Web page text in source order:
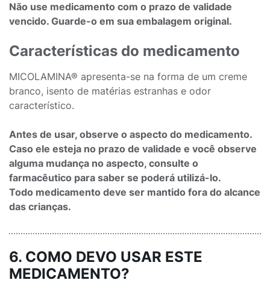
Não use medicamento com o prazo de validade
vencido. Guarde-o em sua embalagem original.
Características do medicamento
MICOLAMINA® apresenta-se na forma de um creme
branco, isento de matérias estranhas e odor
característico.
Antes de usar, observe o aspecto do medicamento.
Caso ele esteja no prazo de validade e você observe
alguma mudança no aspecto, consulte o
farmacêutico para saber se poderá utilizá-lo.
Todo medicamento deve ser mantido fora do alcance
das crianças.
6. COMO DEVO USAR ESTE
MEDICAMENTO?